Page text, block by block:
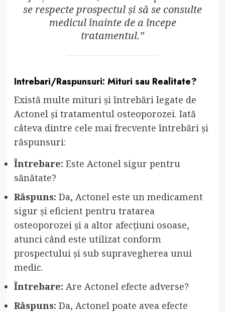
se respecte prospectul și să se consulte
medicul înainte de a începe
tratamentul.”
Intrebari/Raspunsuri: Mituri sau Realitate?
Există multe mituri și întrebări legate de
Actonel și tratamentul osteoporozei. Iată
câteva dintre cele mai frecvente întrebări și
răspunsuri:
Întrebare: Este Actonel sigur pentru
sănătate?
Răspuns: Da, Actonel este un medicament
sigur și eficient pentru tratarea
osteoporozei și a altor afecțiuni osoase,
atunci când este utilizat conform
prospectului și sub supravegherea unui
medic.
Întrebare: Are Actonel efecte adverse?
Răspuns: Da, Actonel poate avea efecte